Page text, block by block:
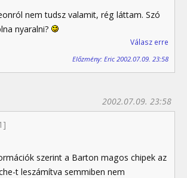
nem tudsz valamit, rég láttam. Szó
nyaralni?
Válasz erre
Előzmény: Eric 2002.07.09. 23:58
2002.07.09. 23:58
szerint a Barton magos chipek az
t leszámítva semmiben nem